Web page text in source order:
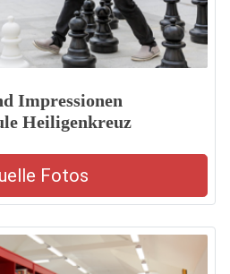
Impressionen
Heiligenkreuz
Fotos